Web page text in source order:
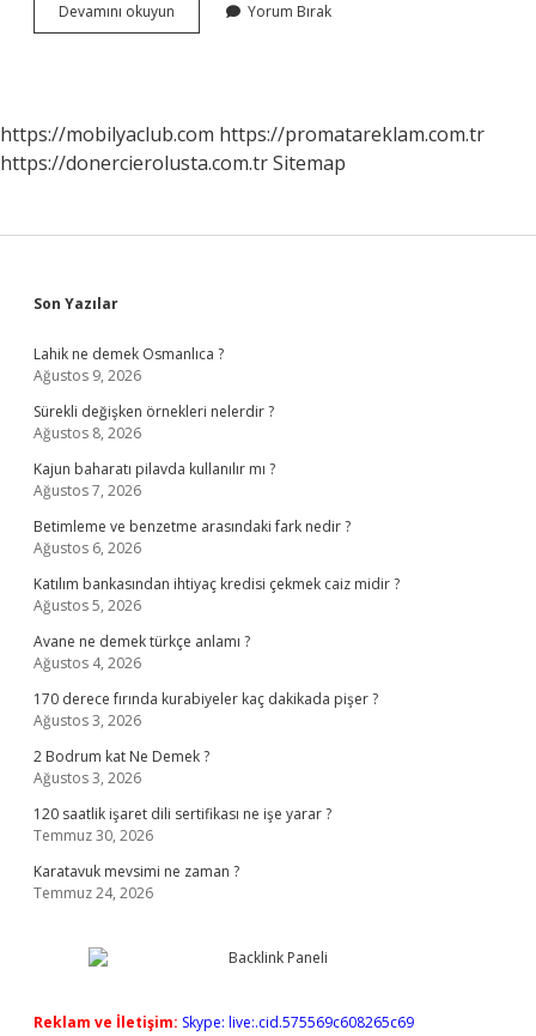
Devamını okuyun
Arkının
Yorum Bırak
https://mobilyaclub.com https://promatareklam.com.tr
https://donercierolusta.com.trSitemap
Sidebar
Son Yazılar
Lahik ne demek Osmanlıca ?
Ağustos 9, 2026
Sürekli değişken örnekleri nelerdir ?
Ağustos 8, 2026
Kajun baharatı pilavda kullanılır mı ?
Ağustos 7, 2026
Betimleme ve benzetme arasındaki fark nedir ?
Ağustos 6, 2026
Katılım bankasından ihtiyaç kredisi çekmek caiz midir ?
Ağustos 5, 2026
Avane ne demek türkçe anlamı ?
Ağustos 4, 2026
170 derece fırında kurabiyeler kaç dakikada pişer ?
Ağustos 3, 2026
2 Bodrum kat Ne Demek ?
Ağustos 3, 2026
120 saatlik işaret dili sertifikası ne işe yarar ?
Temmuz 30, 2026
Karatavuk mevsimi ne zaman ?
Temmuz 24, 2026
Reklam ve İletişim: Skype: live:.cid.575569c608265c69